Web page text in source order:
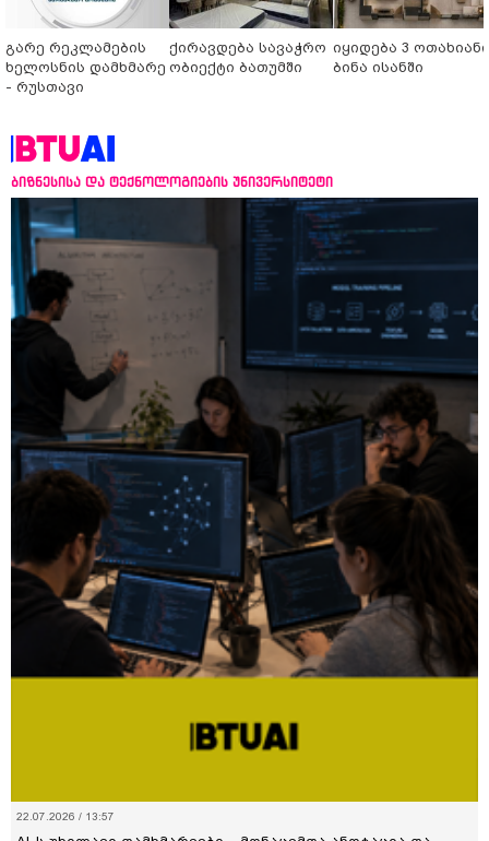
გარე რეკლამების
ხელოსნის დამხმარე
- რუსთავი
ქირავდება სავაჭრო
ობიექტი ბათუმში
იყიდება 3 ოთახიანი
ბინა ისანში
ბიზნესისა და ტექნოლოგიების უნივერსიტეტი
22.07.2026 / 13:57